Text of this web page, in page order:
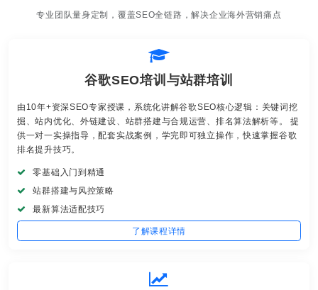
专业团队量身定制，覆盖SEO全链路，解决企业海外营销痛点
谷歌SEO培训与站群培训
由10年+资深SEO专家授课，系统化讲解谷歌SEO核心逻辑：关键词挖
掘、站内优化、外链建设、站群搭建与合规运营、排名算法解析等。 提
供一对一实操指导，配套实战案例，学完即可独立操作，快速掌握谷歌
排名提升技巧。
零基础入门到精通
站群搭建与风控策略
最新算法适配技巧
了解课程详情